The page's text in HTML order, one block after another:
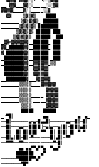
__ ▓▓▓___▓▓░░_____░░░▓▓
▓▓▓▓▓____▓░░_____░░▓
_ ▓▓____ ▒▓▒▓▒___ ████
_______ ▒▓▒▓▒▓▒_ ██████
_______▒▓▒▓▒▓▒ ████████
_____ ▒▓▒▓▒▓▒_██████ ███
_ ___▒▓▒▓▒▓▒__██████ _███
_▓▓X▓▓▓▓▓▓▓__██████_ ███
▓▓_██████▓▓__██████_ ███
▓_███████▓▓__██████_ ███
_████████▓▓__██████ _███
_████████▓▓__▓▓▓▓▓▓_▒▒
_████████▓▓__▓▓▓▓▓▓
_████████▓▓__▓▓▓▓▓▓
__████████▓___▓▓▓▓▓▓
_______▒▒▒▒▒____▓▓▓▓▓▓
_______▒▒▒▒▒ _____▓▓▓▓▓
_______▒▒▒▒▒_____ ▓▓▓▓▓
_______▒▒▒▒▒ _____▓▓▓▓▓
________▒▒▒▒______▓▓▓▓▓
_'▀█║────────────▄▄───────────​─▄──▄_
──█║───────▄─▄─█▄▄█║──────▄▄──​█║─█║
──█║───▄▄──█║█║█║─▄║▄──▄║█║─█║​█║▄█║
──█║──█║─█║█║█║─▀▀──█║─█║█║─█║​─▀─▀
──█║▄║█║─█║─▀───────█║▄█║─▀▀
──▀▀▀──▀▀────────────▀─█║
───────▄▄─▄▄▀▀▄▀▀▄──▀▄▄▀
──────███████───▄▀
──────▀█████▀▀▄▀
────────▀█▀